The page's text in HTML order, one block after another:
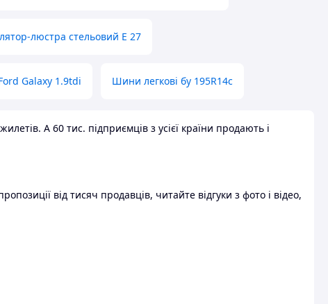
люстра стельовий E 27
Galaxy 1.9tdi Шини легкові бу 195R14c
А 60 тис. підприємців з усієї країни продають і
від тисяч продавців, читайте відгуки з фото і відео,